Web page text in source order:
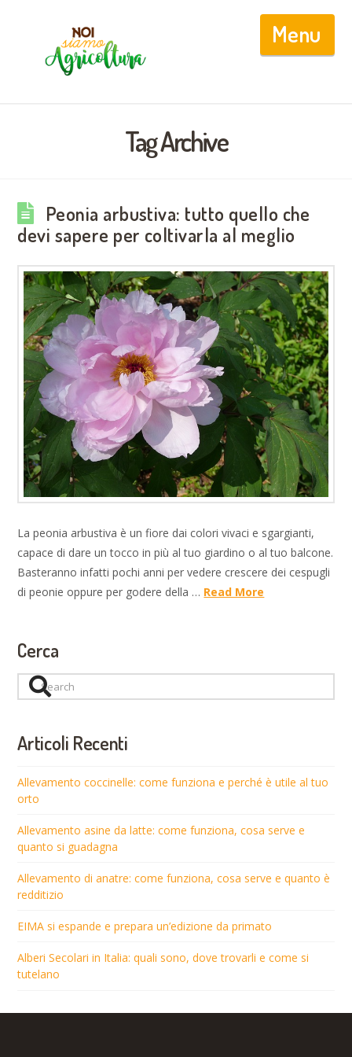
Tag Archive
Peonia arbustiva: tutto quello che
devi sapere per coltivarla al meglio
La peonia arbustiva è un fiore dai colori vivaci e sgargianti,
capace di dare un tocco in più al tuo giardino o al tuo balcone.
Basteranno infatti pochi anni per vedere crescere dei cespugli
di peonie oppure per godere della … Read More
Cerca
Search
Articoli Recenti
Allevamento coccinelle: come funziona e perché è utile al tuo
orto
Allevamento asine da latte: come funziona, cosa serve e
quanto si guadagna
Allevamento di anatre: come funziona, cosa serve e quanto è
redditizio
EIMA si espande e prepara un’edizione da primato
Alberi Secolari in Italia: quali sono, dove trovarli e come si
tutelano